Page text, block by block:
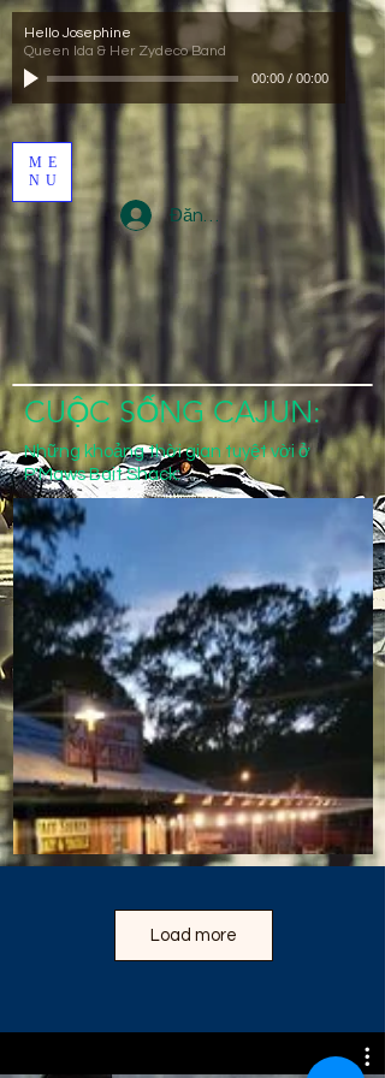
Hello Josephine
Queen Ida & Her Zydeco Band
00:00 / 00:00
ME
NU
Đăng nhập
CUỘC SỐNG CAJUN:
Những khoảng thời gian tuyệt vời ở
P'Maws Bait Shack:
Load more